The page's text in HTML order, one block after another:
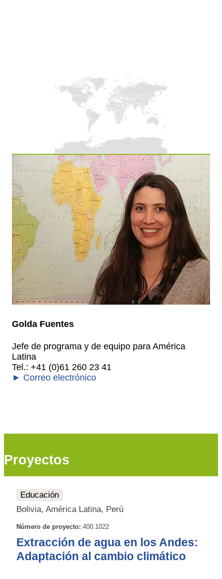
Golda Fuentes
Jefe de programa y de equipo para América
Latina
Tel.: +41 (0)61 260 23 41
► Correo electrónico
Proyectos
Educación
Bolivia, América Latina, Perú
Número de proyecto: 400.1022
Extracción de agua en los Andes:
Adaptación al cambio climático